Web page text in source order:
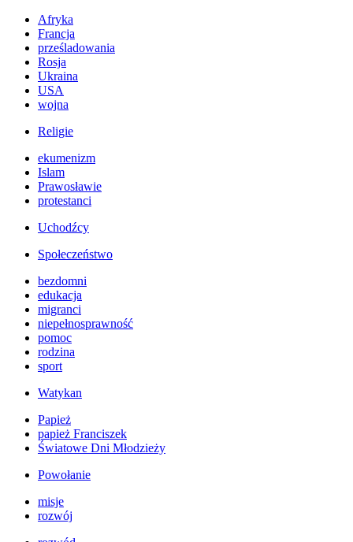
Afryka
Francja
prześladowania
Rosja
Ukraina
USA
wojna
Religie
ekumenizm
Islam
Prawosławie
protestanci
Uchodźcy
Społeczeństwo
bezdomni
edukacja
migranci
niepełnosprawność
pomoc
rodzina
sport
Watykan
Papież
papież Franciszek
Światowe Dni Młodzieży
Powołanie
misje
rozwój